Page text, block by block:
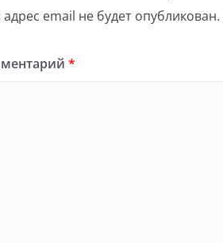
email не будет опубликован.
*